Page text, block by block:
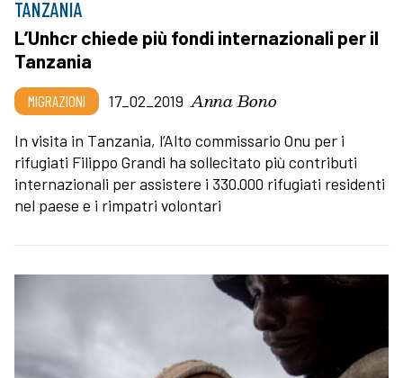
TANZANIA
L’Unhcr chiede più fondi internazionali per il
Tanzania
MIGRAZIONI 17_02_2019 Anna Bono
In visita in Tanzania, l’Alto commissario Onu per i
rifugiati Filippo Grandi ha sollecitato più contributi
internazionali per assistere i 330.000 rifugiati residenti
nel paese e i rimpatri volontari